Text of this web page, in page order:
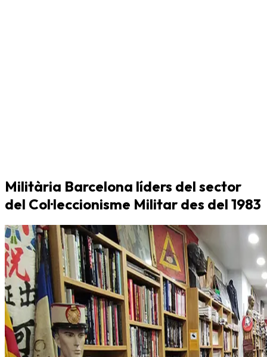
Militària Barcelona líders del sector
del Col·leccionisme Militar des del 1983